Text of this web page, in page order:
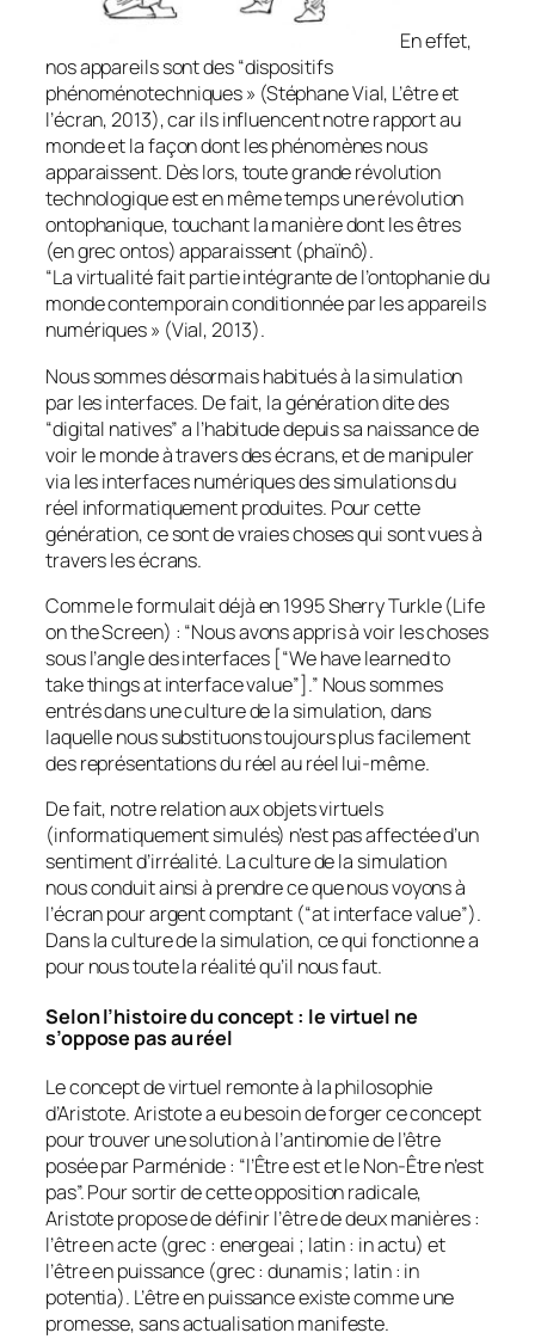
En effet,
nos appareils sont des “dispositifs
phénoménotechniques» (Stéphane Vial, L’être et
l’écran, 2013), car ils influencent notre rapport au
monde et la façon dont les phénomènes nous
apparaissent. Dès lors, toute grande révolution
technologique est en même temps une révolution
ontophanique, touchant la manière dont les êtres
(en grecontos) apparaissent (phaïnô).
“La virtualité fait partie intégrante de l’ontophanie du
monde contemporain conditionnée par les appareils
numériques» (Vial, 2013).
Nous sommes désormais habitués à la simulation
par les interfaces. De fait, la génération dite des
“digital natives” a l’habitude depuis sa naissance de
voir le monde à travers des écrans, et de manipuler
via les interfaces numériques des simulations du
réel informatiquement produites. Pour cette
génération, ce sont de vraies choses qui sont vues à
travers les écrans.
Comme le formulait déjà en 1995 Sherry Turkle (Life
on the Screen) : “Nous avons appris à voir les choses
sous l’angle des interfaces [“We have learned to
take things at interface value”].” Nous sommes
entrés dans une culture de la simulation, dans
laquelle nous substituons toujours plus facilement
des représentations du réel au réel lui-même.
De fait, notre relation aux objets virtuels
(informatiquement simulés) n’est pas affectée d’un
sentiment d’irréalité. La culture de la simulation
nous conduit ainsi à prendre ce que nous voyons à
l’écran pour argent comptant (“at interface value”).
Dans la culture de la simulation, ce qui fonctionne a
pour nous toute la réalité qu’il nous faut.
Selon l’histoire du concept : le virtuel ne
s’oppose pas au réel
Le concept de virtuel remonte à la philosophie
d’Aristote. Aristote a eu besoin de forger ce concept
pour trouver une solution à l’antinomie de l’être
posée par Parménide : “l’Être est et le Non-Être n’est
pas”. Pour sortir de cette opposition radicale,
Aristote propose de définir l’être de deux manières :
l’être en acte (grec : energeai ; latin : in actu) et
l’être en puissance (grec :dunamis; latin : in
potentia). L’être en puissance existe comme une
promesse, sans actualisation manifeste.